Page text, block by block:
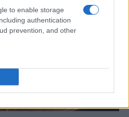
to enable storage
authentication
prevention, and other